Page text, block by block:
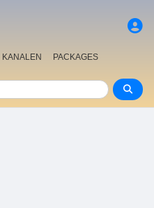
KANALEN
PACKAGES